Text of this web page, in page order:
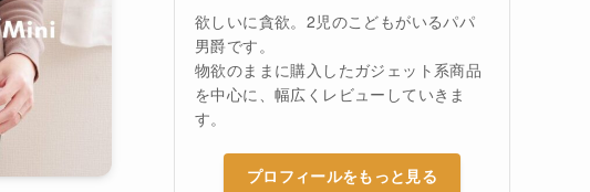
欲しいに貪欲。2児のこどもがいるパパ
男爵です。
物欲のままに購入したガジェット系商品
を中心に、幅広くレビューしていきま
す。
プロフィールをもっと見る